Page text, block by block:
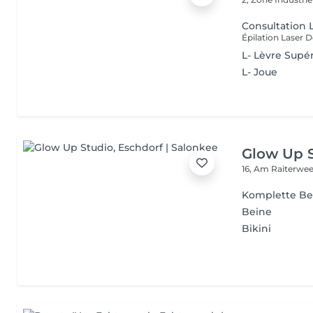
Consultation
L- Lèvre
L- Joue
Glow Up
16, Am Raiterwee
Komplette
Beine
Bikini